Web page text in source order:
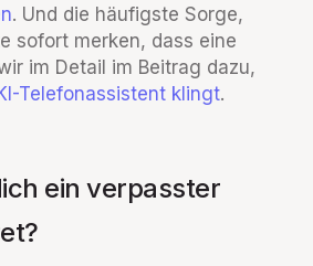
. Und die häufigste Sorge,
sofort merken, dass eine
im Detail im Beitrag dazu,
Telefonassistent klingt.
ein verpasster